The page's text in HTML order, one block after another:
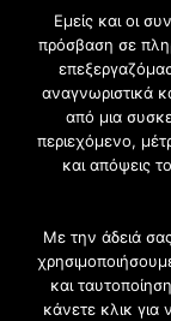
Εγγραφή στο
Γίνετε μέλος της
για αρχιτέκτονες,
Εμείς και οι
πρόσβαση σε
αναγνωριστικά
από μια
περιεχόμενο,
και απόψεις
Με την άδειά
και
κάνετε κλικ για